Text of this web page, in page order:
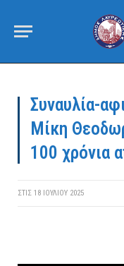
Συναυλία-
Μίκη
100 χρόνια
ΣΤΙΣ 18 ΙΟΥΛΊΟΥ 2025